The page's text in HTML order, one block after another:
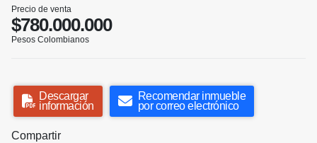
Precio de venta
$780.000.000
Pesos Colombianos
Descargar
información
Recomendar inmueble
por correo electrónico
Compartir